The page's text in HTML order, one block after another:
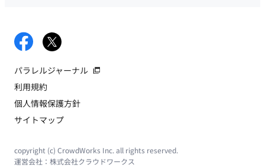
パラレルジャーナル
利用規約
個人情報保護方針
サイトマップ
copyright (c) CrowdWorks Inc. all rights reserved.
運営会社： 株式会社クラウドワークス